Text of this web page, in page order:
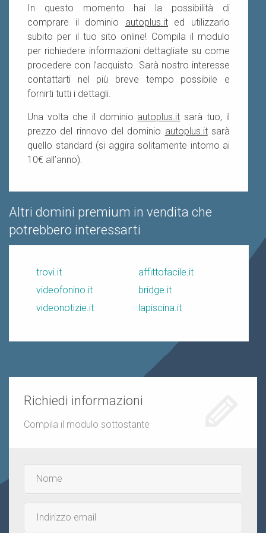
In questo momento hai la possibilità di
comprare il dominio autoplus.ited utilizzarlo
subito per il tuo sito online! Compila il modulo
per richiedere informazioni dettagliate su come
procedere con l’acquisto. Sarà nostro interesse
contattarti nel più breve tempo possibile e
fornirti tutti i dettagli.
Una volta che il dominio autoplus.it sarà tuo, il
prezzo del rinnovo del dominio autoplus.itsarà
quello standard (si aggira solitamente intorno ai
10€ all’anno).
Altri domini premium in vendita che
potrebbero interessarti
trovi.it
videofonino.it
videonotizie.it
affittofacile.it
bridge.it
lapiscina.it
Richiedi informazioni
Compila il modulo sottostante
Nome
e
Email